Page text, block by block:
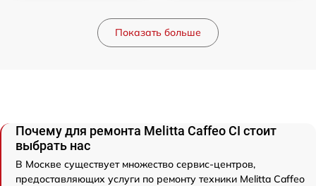
Показать больше
Почему для ремонта Melitta Caffeo CI стоит
выбрать нас
В Москве существует множество сервис-центров,
предоставляющих услуги по ремонту техники Melitta Caffeo